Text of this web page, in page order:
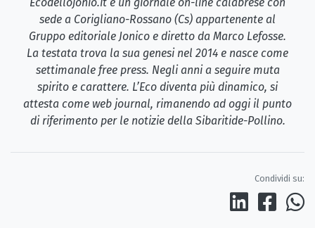
sede a Corigliano-Rossano (Cs) appartenente al
Gruppo editoriale Jonico e diretto da Marco Lefosse.
La testata trova la sua genesi nel 2014 e nasce come
settimanale free press. Negli anni a seguire muta
spirito e carattere. L’Eco diventa più dinamico, si
attesta come web journal, rimanendo ad oggi il punto
di riferimento per le notizie della Sibaritide-Pollino.
Condividi su: